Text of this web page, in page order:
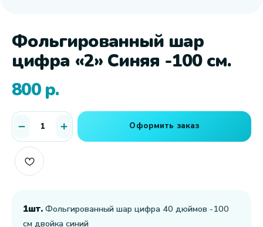
Фольгированный шар
цифра «2» Синяя -100 см.
800 р.
Оформить заказ
1шт. Фольгированный шар цифра 40 дюймов -100
см двойка синий